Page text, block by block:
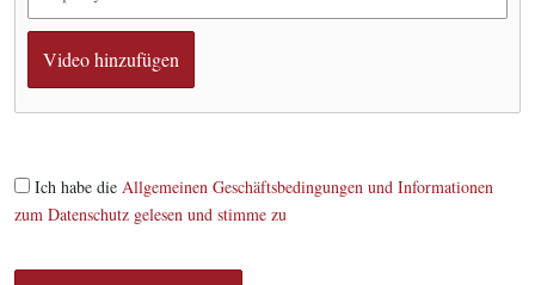
Ich habe die Allgemeinen Geschäftsbedingungen und Informationen
zum Datenschutz gelesen und stimme zu